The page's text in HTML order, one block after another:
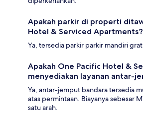
Apakah parkir di properti
Hotel & Serviced Apartments?
Ya, tersedia parkir parkir mandiri
Apakah One Pacific Hotel &
menyediakan layanan antar-
Ya, antar-jemput bandara tersedia
atas permintaan. Biayanya sebesar
satu arah.